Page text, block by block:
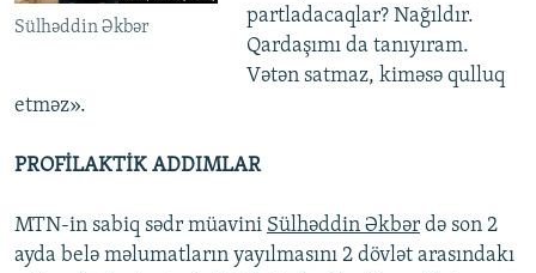
Sülhəddin Əkbər
partladacaqlar? Nağıldır.
Qardaşımı da tanıyıram.
Vətən satmaz, kiməsə qulluq
etməz».
PROFİLAKTİK ADDIMLAR
MTN-in sabiq sədr müavini Sülhəddin Əkbər də son 2
ayda belə məlumatların yayılmasını 2 dövlət arasındakı